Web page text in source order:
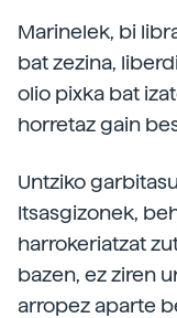
Marinelek, bi
bat zezina,
olio pixka bat
horretaz gain
Untziko
Itsasgizonek,
harrokeriatzat
bazen, ez ziren
arropez aparte